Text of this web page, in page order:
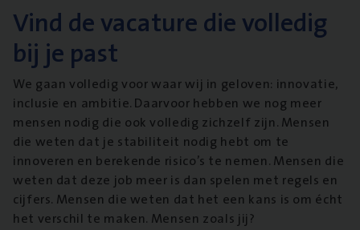
Vind de vacature die volledig
bij je past
We gaan volledig voor waar wij in geloven: innovatie,
inclusie en ambitie. Daarvoor hebben we nog meer
mensen nodig die ook volledig zichzelf zijn. Mensen
die weten dat je stabiliteit nodig hebt om te
innoveren en berekende risico’s te nemen. Mensen die
weten dat deze job meer is dan spelen met regels en
cijfers. Mensen die weten dat het een kans is om écht
het verschil te maken. Mensen zoals jij?